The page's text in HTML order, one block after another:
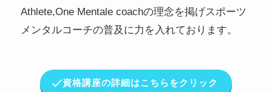
Athlete,One Mentale coachの理念を掲げスポーツ
メンタルコーチの普及に力を入れております。
資格講座の詳細はこちらをクリック